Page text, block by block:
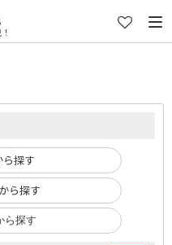
ら探す
ら探す
ら探す